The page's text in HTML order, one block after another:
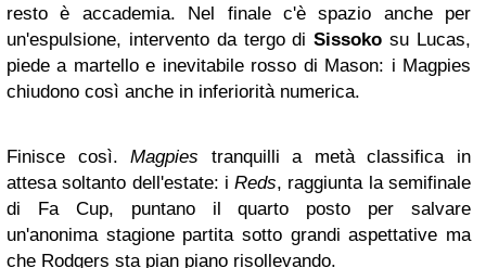
resto è accademia. Nel finale c'è spazio anche per
un'espulsione, intervento da tergo diSissoko su Lucas,
piede a martello e inevitabile rosso di Mason: i Magpies
chiudono così anche in inferiorità numerica.
Finisce così.Magpies tranquilli a metà classifica in
attesa soltanto dell'estate: iReds, raggiunta la semifinale
di Fa Cup, puntano il quarto posto per salvare
un'anonima stagione partita sotto grandi aspettative ma
che Rodgers sta pian piano risollevando.